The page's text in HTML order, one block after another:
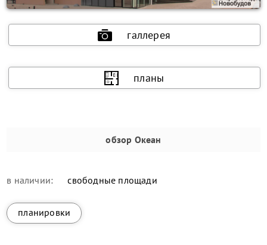
галлерея
планы
обзор Океан
в наличии: свободные площади
планировки